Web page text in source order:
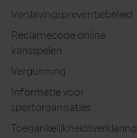
Verslavingspreventiebeleid
Reclamecode online
kansspelen
Vergunning
Informatie voor
sportorganisaties
Toegankelijkheidsverklaring